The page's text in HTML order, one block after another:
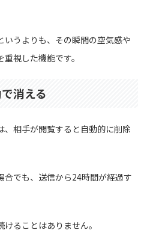
うよりも、その瞬間の空気感や
視した機能です。
消える
、相手が閲覧すると自動的に削除
合でも、送信から24時間が経過す
ることはありません。